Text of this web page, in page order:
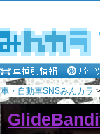
車・自動車SNSみんカラ >